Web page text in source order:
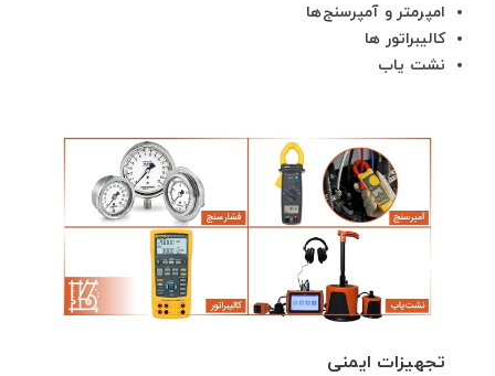
امپرمتر و آمپرسنج‌ها
کالیبراتور ها
نشت یاب
تجهیزات ایمنی